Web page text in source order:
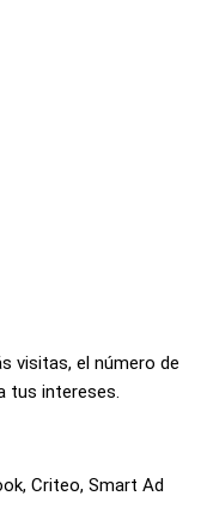
visitas, el número de
tus intereses.
Criteo, Smart Ad